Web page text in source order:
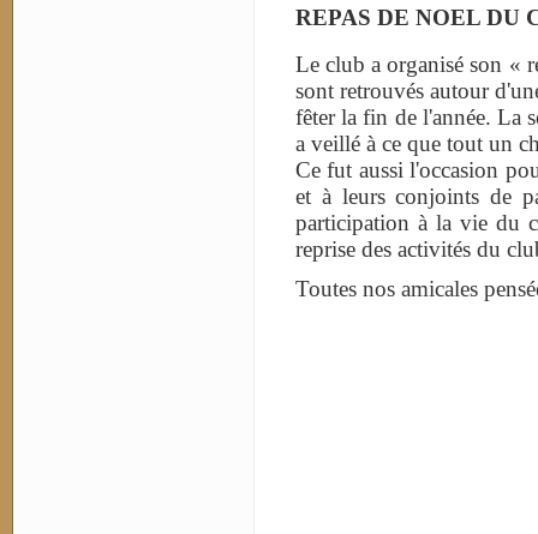
REPAS DE NOEL DU
Le club a organisé son «
sont retrouvés autour
fêter la fin de l'année. La
a veillé à ce que tout un
Ce fut aussi l'occasion
et à leurs conjoints de
participation à la vie du
reprise des activités du
Toutes nos amicales